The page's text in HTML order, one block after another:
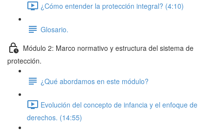
¿Cómo entender la protección integral? (4:10)
Glosario.
Módulo 2: Marco normativo y estructura del sistema de
protección.
¿Qué abordamos en este módulo?
Evolución del concepto de infancia y el enfoque de
derechos. (14:55)